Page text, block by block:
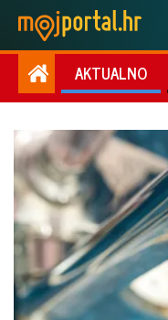
AKTUALNO